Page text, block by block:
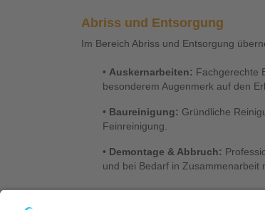
Abriss und Entsorgung
Im Bereich Abriss und Entsorgung
• Auskernarbeiten: Fachgerechte
besonderem Augenmerk auf den
• Baureinigung: Gründliche
Feinreinigung.
• Demontage & Abbruch:
und bei Bedarf in Zusammenarbeit